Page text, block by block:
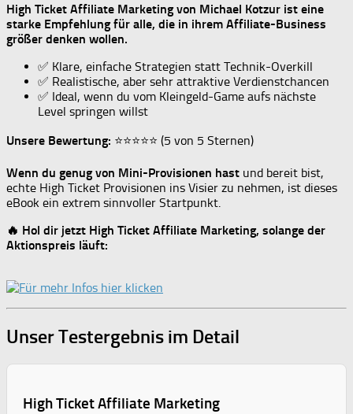
High Ticket Affiliate Marketing von Michael Kotzur ist eine
starke Empfehlung für alle, die in ihrem Affiliate-Business
größer denken wollen.
✅ Klare, einfache Strategien statt Technik-Overkill
✅ Realistische, aber sehr attraktive Verdienstchancen
✅ Ideal, wenn du vom Kleingeld-Game aufs nächste
Level springen willst
Unsere Bewertung: ⭐⭐⭐⭐⭐ (5 von 5 Sternen)
Wenn du genug von Mini-Provisionen hast und bereit bist,
echte High Ticket Provisionen ins Visier zu nehmen, ist dieses
eBook ein extrem sinnvoller Startpunkt.
🔥 Hol dir jetzt High Ticket Affiliate Marketing, solange der
Aktionspreis läuft:
Unser Testergebnis im Detail
High Ticket Affiliate Marketing